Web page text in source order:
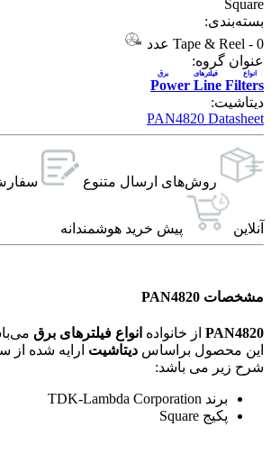
Square
بسته‌بندی:
Tape & Reel - 0 عدد
عنوان گروه:
Power Line Filters
انواع فیلترهای برق
دیتاشیت:
PAN4820 Datasheet
روش‌های ارسال‌ متنوع
آنلاین پیش خرید هوشمندانه
مشخصات PAN4820
PAN4820 از خانواده انواع فیلترهای برق
این محصول براساس دیتاشیت ارایه شده از
شرح زیر می باشد:
برند TDK-Lambda Corporation
پکیج Square